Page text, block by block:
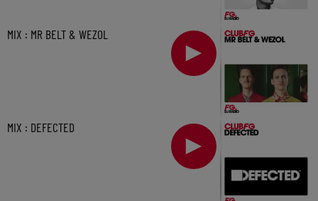
MIX : MR BELT & WEZOL
MIX : DEFECTED